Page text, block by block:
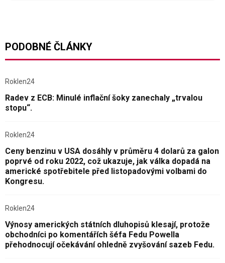
PODOBNÉ ČLÁNKY
Roklen24
Radev z ECB: Minulé inflační šoky zanechaly „trvalou
stopu“.
Roklen24
Ceny benzinu v USA dosáhly v průměru 4 dolarů za galon
poprvé od roku 2022, což ukazuje, jak válka dopadá na
americké spotřebitele před listopadovými volbami do
Kongresu.
Roklen24
Výnosy amerických státních dluhopisů klesají, protože
obchodníci po komentářích šéfa Fedu Powella
přehodnocují očekávání ohledně zvyšování sazeb Fedu.